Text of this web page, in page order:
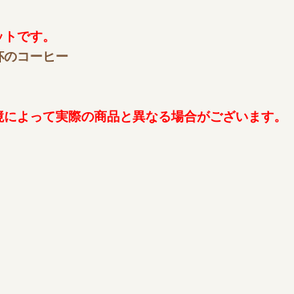
です。
のコーヒー
よって実際の商品と異なる場合がございます。